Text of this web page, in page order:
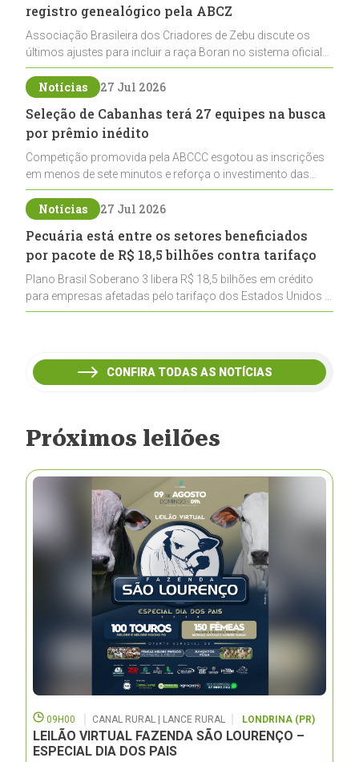
registro genealógico pela ABCZ
Associação Brasileira dos Criadores de Zebu discute os
últimos ajustes para incluir a raça Boran no sistema oficial
de registros, abrindo caminho para sua expansão na
pecuária nacional
Notícias 27 Jul 2026
Seleção de Cabanhas terá 27 equipes na busca
por prêmio inédito
Competição promovida pela ABCCC esgotou as inscrições
em menos de sete minutos e reforça o investimento das
cabanhas na seleção genética de Cavalos Crioulos voltados
ao laço
Notícias 27 Jul 2026
Pecuária está entre os setores beneficiados
por pacote de R$ 18,5 bilhões contra tarifaço
Plano Brasil Soberano 3 libera R$ 18,5 bilhões em crédito
para empresas afetadas pelo tarifaço dos Estados Unidos e
inclui a pecuária entre os setores estratégicos
CONFIRA TODAS AS NOTÍCIAS
Próximos leilões
09H00 CANAL RURAL | LANCE RURAL LONDRINA (PR)
LEILÃO VIRTUAL FAZENDA SÃO LOURENÇO –
ESPECIAL DIA DOS PAIS